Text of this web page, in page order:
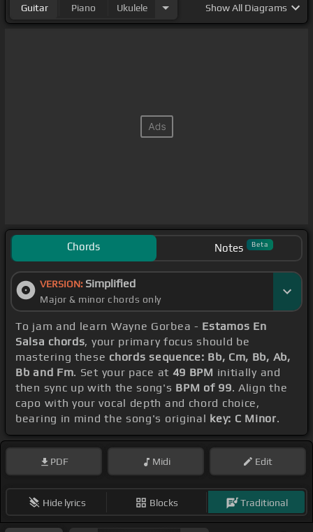
Guitar Piano Ukulele ShowAll Diagrams
Chords Notes Beta
VERSION: Simplified
Major & minor chords only
To jam and learn Wayne Gorbea - Estamos En
Salsa chords, your primary focus should be
mastering these chords sequence: Bb, Cm, Bb, Ab,
Bb and Fm. Set your pace at 49 BPM initially and
then sync up with the song's BPM of 99. Align the
capo with your vocal depth and chord choice,
bearing in mind the song's original key: C Minor.
PDF Midi Edit
Hide lyrics Blocks Traditional